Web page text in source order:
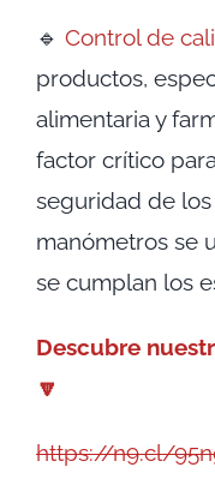
🔹 Control de
productos,
alimentaria y
factor crítico
seguridad de
manómetros se
se cumplan los
Descubre
🔽
https://n9.cl/